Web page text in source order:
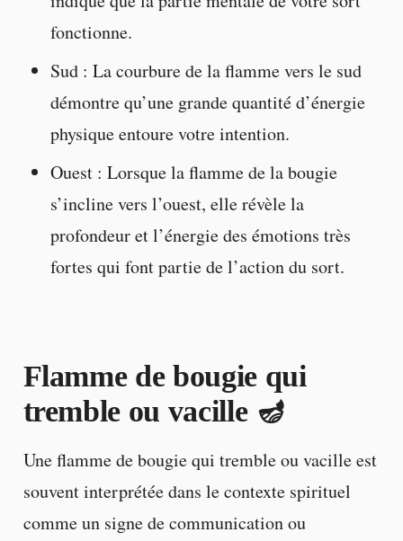
fonctionne.
Sud : La courbure de la flamme vers le sud
démontre qu’une grande quantité d’énergie
physique entoure votre intention.
Ouest : Lorsque la flamme de la bougie
s’incline vers l’ouest, elle révèle la
profondeur et l’énergie des émotions très
fortes qui font partie de l’action du sort.
Flamme de bougie qui
tremble ou vacille 🪔
Une flamme de bougie qui tremble ou vacille est
souvent interprétée dans le contexte spirituel
comme un signe de communication ou